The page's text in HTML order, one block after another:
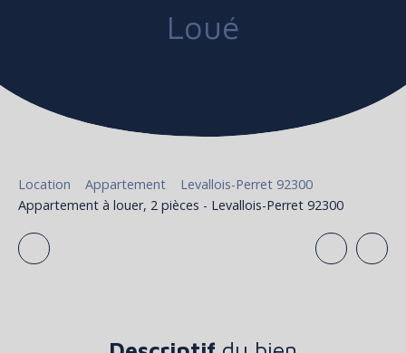
Loué
Location Appartement
Levallois-Perret 92300
Appartement à louer, 2 pièces - Levallois-Perret 92300